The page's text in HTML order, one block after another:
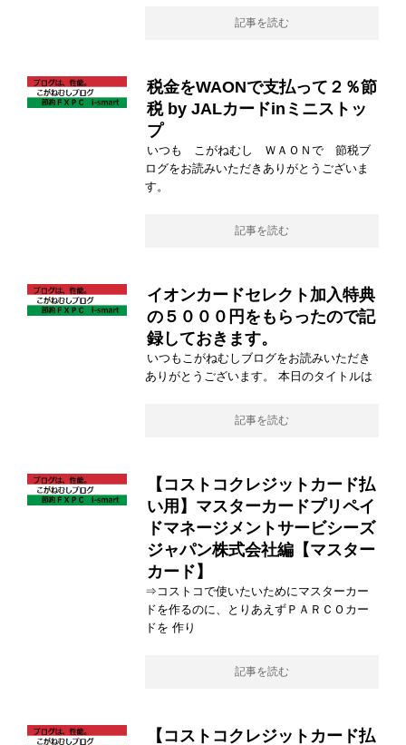
記事を読む
税金をWAONで支払って２％節
税 by JALカードinミニストッ
プ
いつも こがねむし ＷＡＯＮで 節税ブ
ログをお読みいただきありがとうございま
す。
記事を読む
イオンカードセレクト加入特典
の５０００円をもらったので記
録しておきます。
いつもこがねむしブログをお読みいただき
ありがとうございます。 本日のタイトルは
記事を読む
【コストコクレジットカード払
い用】マスターカードプリペイ
ドマネージメントサービシーズ
ジャパン株式会社編【マスター
カード】
⇒コストコで使いたいためにマスターカー
ドを作るのに、とりあえずＰＡＲＣＯカー
ドを 作り
記事を読む
【コストコクレジットカード払